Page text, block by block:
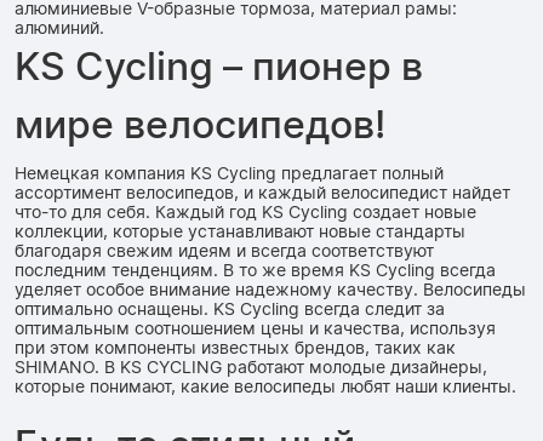
KS Cycling – пионер в
мире велосипедов!
Немецкая компания KS Cycling предлагает полный
ассортимент велосипедов, и каждый велосипедист найдет
что-то для себя. Каждый год KS Cycling создает новые
коллекции, которые устанавливают новые стандарты
благодаря свежим идеям и всегда соответствуют
последним тенденциям. В то же время KS Cycling всегда
уделяет особое внимание надежному качеству. Велосипеды
оптимально оснащены. KS Cycling всегда следит за
оптимальным соотношением цены и качества, используя
при этом компоненты известных брендов, таких как
SHIMANO. В KS CYCLING работают молодые дизайнеры,
которые понимают, какие велосипеды любят наши клиенты.